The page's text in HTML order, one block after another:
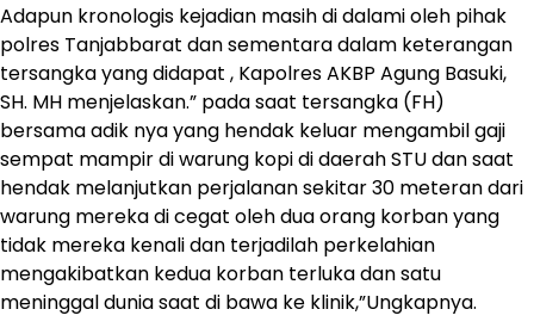
Adapun kronologis kejadian masih di dalami oleh pihak
polres Tanjabbarat dan sementara dalam keterangan
tersangka yang didapat , Kapolres AKBP Agung Basuki,
SH. MH menjelaskan.” pada saat tersangka (FH)
bersama adik nya yang hendak keluar mengambil gaji
sempat mampir di warung kopi di daerah STU dan saat
hendak melanjutkan perjalanan sekitar 30 meteran dari
warung mereka di cegat oleh dua orang korban yang
tidak mereka kenali dan terjadilah perkelahian
mengakibatkan kedua korban terluka dan satu
meninggal dunia saat di bawa ke klinik,”Ungkapnya.